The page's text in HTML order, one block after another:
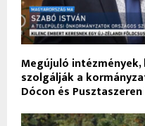
Megújuló
szolgálják a
Dócon és Pusztaszeren